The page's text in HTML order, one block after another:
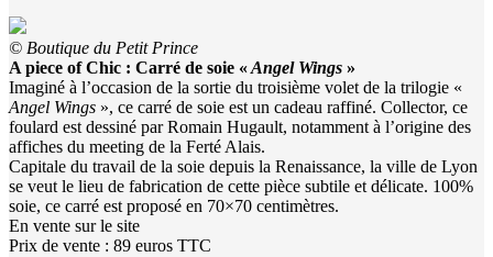
© Boutique du Petit Prince
A piece of Chic : Carré de soie «Angel Wings »
Imaginé à l’occasion de la sortie du troisième volet de la trilogie «
Angel Wings », ce carré de soie est un cadeau raffiné. Collector, ce
foulard est dessiné par Romain Hugault, notamment à l’origine des
affiches du meeting de la Ferté Alais.
Capitale du travail de la soie depuis la Renaissance, la ville de Lyon
se veut le lieu de fabrication de cette pièce subtile et délicate. 100%
soie, ce carré est proposé en 70×70 centimètres.
En vente sur le site
Prix de vente : 89 euros TTC